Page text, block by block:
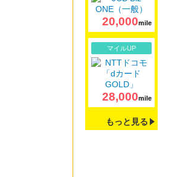
20,000mile
マイルUP
28,000mile
もっと見る